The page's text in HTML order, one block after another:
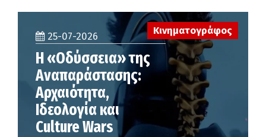
25-07-2026
Η «Οδύσσεια» της
Αναπαράστασης:
Αρχαιότητα,
Ιδεολογία και
Culture Wars
Κινηματογράφος